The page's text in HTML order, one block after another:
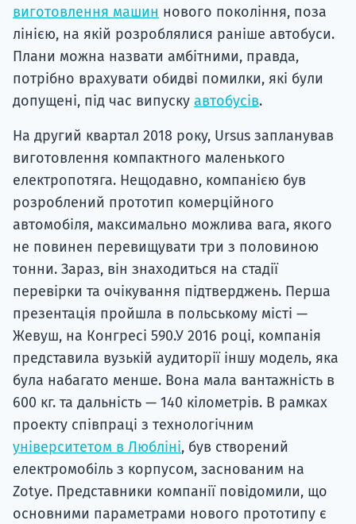
виготовлення машин нового покоління, поза
лінією, на якій розроблялися раніше автобуси.
Плани можна назвати амбітними, правда,
потрібно врахувати обидві помилки, які були
допущені, під час випуску автобусів.
На другий квартал 2018 року, Ursus запланував
виготовлення компактного маленького
електропотяга. Нещодавно, компанією був
розроблений прототип комерційного
автомобіля, максимально можлива вага, якого
не повинен перевищувати три з половиною
тонни. Зараз, він знаходиться на стадії
перевірки та очікування підтверджень. Перша
презентація пройшла в польському місті —
Жевуш, на Конгресі 590.У 2016 році, компанія
представила вузькій аудиторії іншу модель, яка
була набагато менше. Вона мала вантажність в
600 кг. та дальність — 140 кілометрів. В рамках
проекту співпраці з технологічним
університетом в Любліні, був створений
електромобіль з корпусом, заснованим на
Zotye. Представники компанії повідомили, що
основними параметрами нового прототипу є